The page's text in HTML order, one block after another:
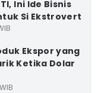
Ini Ide Bisnis
Si Ekstrovert
Ekspor yang
Ketika Dolar